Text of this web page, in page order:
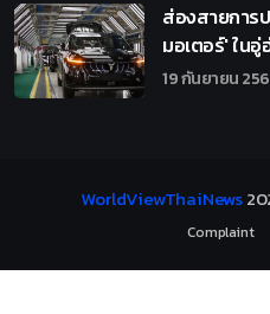
ส่องสายการ
มอเตอร์' ในอู่
19 กันยายน
WorldViewThaiNews
Complaint